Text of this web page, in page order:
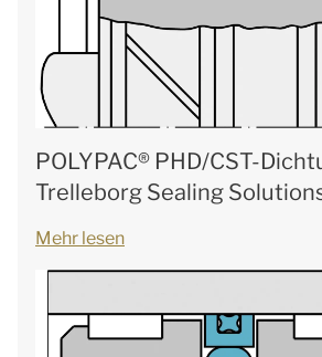
POLYPAC® PHD/CST-
Trelleborg Sealing
Mehr lesen